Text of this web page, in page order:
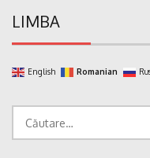
LIMBA
English Romanian